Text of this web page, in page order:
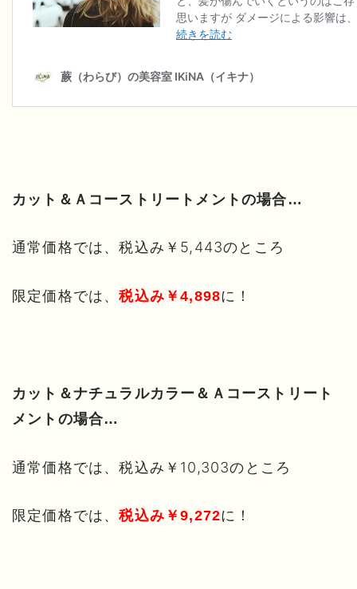
カット＆Ａコーストリートメントの場合…
通常価格では、税込み￥5,443のところ
限定価格では、税込み ￥4,898に！
カット＆ナチュラルカラー＆Ａコーストリート
メントの場合…
通常価格では、税込み￥10,303のところ
限定価格では、税込み￥9,272に！